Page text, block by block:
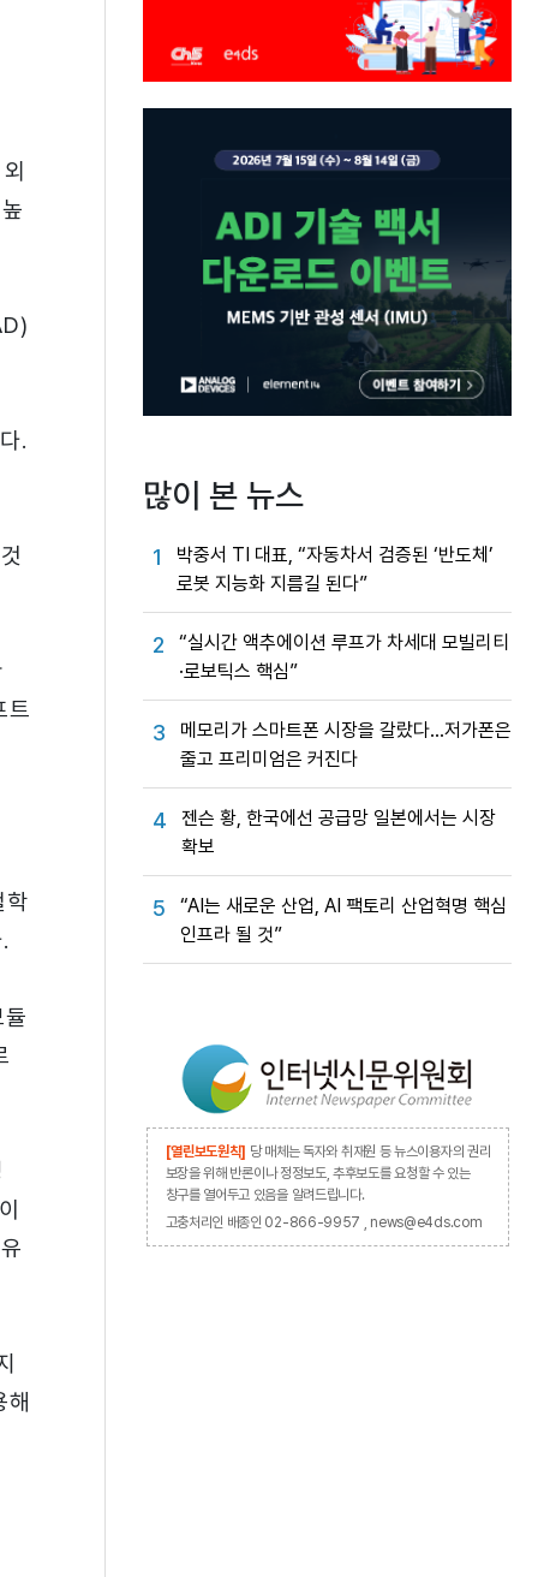
.
트
많이 본 뉴스
1
박중서 TI 대표, “자동차서 검증된 ‘반도체’
로봇 지능화 지름길 된다”
2
“실시간 액추에이션 루프가 차세대 모빌리티
·로보틱스 핵심”
3
메모리가 스마트폰 시장을 갈랐다…저가폰은
줄고 프리미엄은 커진다
4
젠슨 황, 한국에선 공급망 일본에서는 시장
확보
5
“AI는 새로운 산업, AI 팩토리 산업혁명 핵심
인프라 될 것”
[열린보도원칙] 당 매체는 독자와 취재원 등 뉴스이용자의 권리
보장을 위해 반론이나 정정보도, 추후보도를 요청할 수 있는
창구를 열어두고 있음을 알려드립니다.
고충처리인 배종인 02-866-9957 , news@e4ds.com